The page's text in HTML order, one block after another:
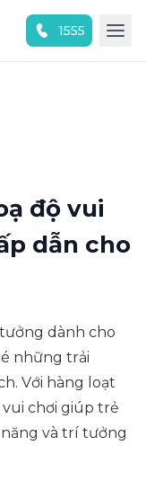
1555
độ vui
dẫn cho
dành cho
những trải
Với hàng loạt
chơi giúp trẻ
và trí tưởng